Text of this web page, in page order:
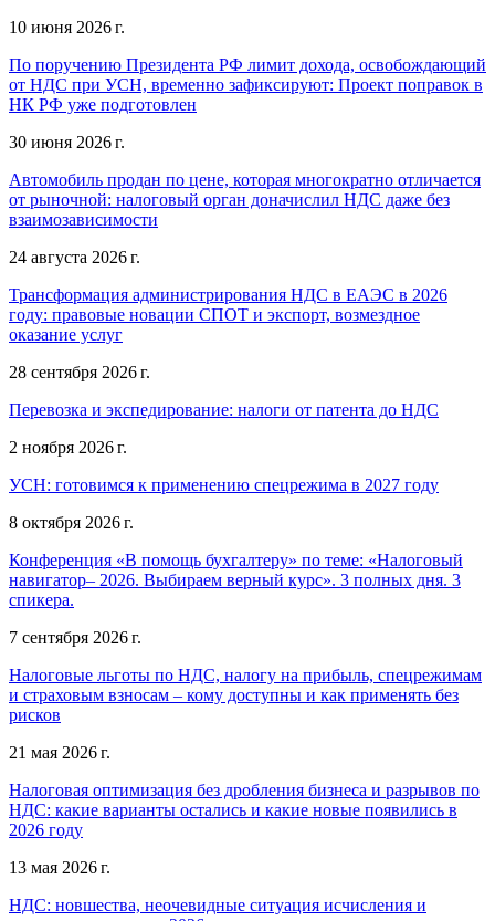
10 июня 2026 г.
По поручению Президента РФ лимит дохода, освобождающий
от НДС при УСН, временно зафиксируют: Проект поправок в
НК РФ уже подготовлен
30 июня 2026 г.
Автомобиль продан по цене, которая многократно отличается
от рыночной: налоговый орган доначислил НДС даже без
взаимозависимости
24 августа 2026 г.
Трансформация администрирования НДС в ЕАЭС в 2026
году: правовые новации СПОТ и экспорт, возмездное
оказание услуг
28 сентября 2026 г.
Перевозка и экспедирование: налоги от патента до НДС
2 ноября 2026 г.
УСН: готовимся к применению спецрежима в 2027 году
8 октября 2026 г.
Конференция «В помощь бухгалтеру» по теме: «Налоговый
навигатор– 2026. Выбираем верный курс». 3 полных дня. 3
спикера.
7 сентября 2026 г.
Налоговые льготы по НДС, налогу на прибыль, спецрежимам
и страховым взносам – кому доступны и как применять без
рисков
21 мая 2026 г.
Налоговая оптимизация без дробления бизнеса и разрывов по
НДС: какие варианты остались и какие новые появились в
2026 году
13 мая 2026 г.
НДС: новшества, неочевидные ситуация исчисления и